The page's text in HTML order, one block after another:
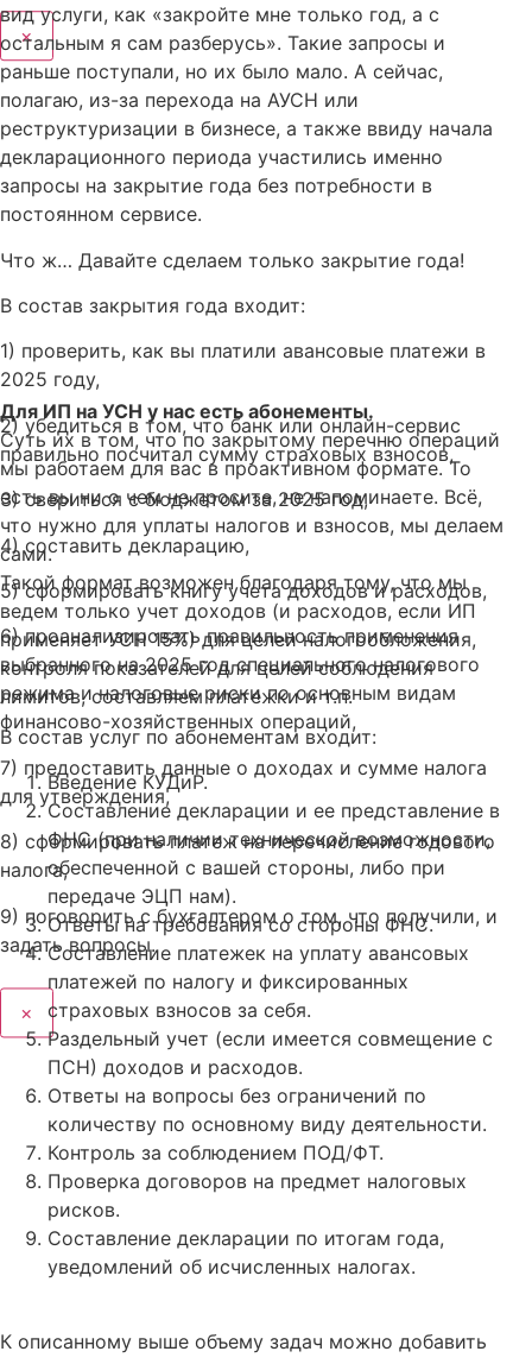
×
вид услуги, как «закройте мне только год, а с
остальным я сам разберусь». Такие запросы и
раньше поступали, но их было мало. А сейчас,
полагаю, из-за перехода на АУСН или
реструктуризации в бизнесе, а также ввиду начала
декларационного периода участились именно
запросы на закрытие года без потребности в
постоянном сервисе.
Что ж… Давайте сделаем только закрытие года!
В состав закрытия года входит:
1) проверить, как вы платили авансовые платежи в
2025 году,
2) убедиться в том, что банк или онлайн-сервис
правильно посчитал сумму страховых взносов,
3) свериться с бюджетом за 2025 год,
4) составить декларацию,
5) сформировать книгу учета доходов и расходов,
6) проанализировать правильность применения
выбранного на 2025 год специального налогового
режима и налоговые риски по основным видам
финансово-хозяйственных операций,
7) предоставить данные о доходах и сумме налога
для утверждения,
8) сформировать платеж на перечисление годового
налога,
9) поговорить с бухгалтером о том, что получили, и
задать вопросы.
×
Для ИП на УСН у нас есть абонементы.
Суть их в том, что по закрытому перечню операций
мы работаем для вас в проактивном формате. То
есть вы ни о чем не просите, не напоминаете. Всё,
что нужно для уплаты налогов и взносов, мы делаем
сами.
Такой формат возможен благодаря тому, что мы
ведем только учет доходов (и расходов, если ИП
применяет УСН 15%) для целей налогообложения,
контроля показателей для целей соблюдения
лимитов, составляем платежки и т.п.
В состав услуг по абонементам входит:
Введение КУДиР.
Составление декларации и ее представление в
ФНС (при наличии технической возможности,
обеспеченной с вашей стороны, либо при
передаче ЭЦП нам).
Ответы на требования со стороны ФНС.
Составление платежек на уплату авансовых
платежей по налогу и фиксированных
страховых взносов за себя.
Раздельный учет (если имеется совмещение с
ПСН) доходов и расходов.
Ответы на вопросы без ограничений по
количеству по основному виду деятельности.
Контроль за соблюдением ПОД/ФТ.
Проверка договоров на предмет налоговых
рисков.
Составление декларации по итогам года,
уведомлений об исчисленных налогах.
К описанному выше объему задач можно добавить